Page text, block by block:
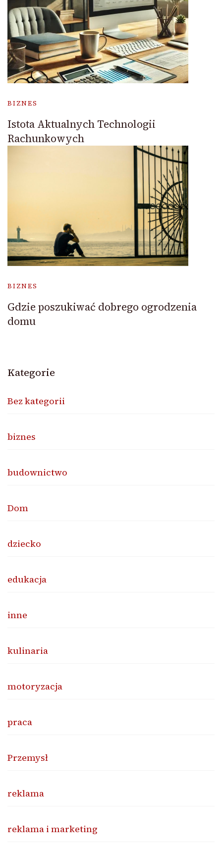
BIZNES
Istota Aktualnych Technologii
Rachunkowych
BIZNES
Gdzie poszukiwać dobrego ogrodzenia
domu
Kategorie
Bez kategorii
biznes
budownictwo
Dom
dziecko
edukacja
inne
kulinaria
motoryzacja
praca
Przemysł
reklama
reklama i marketing